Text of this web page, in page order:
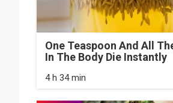
One Teaspoon And All
In The Body Die Instantly
4 h 34 min